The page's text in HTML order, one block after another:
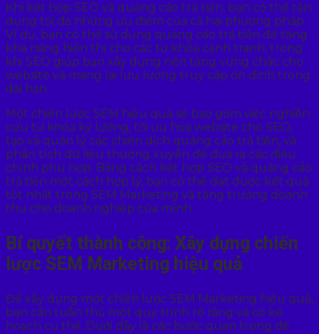
Khi kết hợp SEO và quảng cáo trả tiền, bạn có thể tận
dụng tối đa những ưu điểm của cả hai phương pháp.
Ví dụ, bạn có thể sử dụng quảng cáo trả tiền để tăng
khả năng hiển thị cho các từ khóa cạnh tranh, trong
khi SEO giúp bạn xây dựng nền tảng vững chắc cho
website và mang lại lưu lượng truy cập ổn định trong
dài hạn.
Một chiến lược SEM hiệu quả sẽ bao gồm việc nghiên
cứu từ khóa kỹ lưỡng, tối ưu hóa website cho SEO,
tạo và quản lý các chiến dịch quảng cáo trả tiền, và
phân tích dữ liệu thường xuyên để đưa ra các điều
chỉnh phù hợp. Bằng cách kết hợp SEO và quảng cáo
trả tiền một cách hợp lý, bạn có thể đạt được kết quả
tốt nhất trong SEM Marketing và tăng trưởng doanh
thu cho doanh nghiệp của mình.
Bí quyết thành công: Xây dựng chiến
lược SEM Marketing hiệu quả
Để xây dựng một chiến lược SEM Marketing hiệu quả,
bạn cần tuân thủ một quy trình rõ ràng và có kế
hoạch cụ thể. Dưới đây là các bước quan trọng để